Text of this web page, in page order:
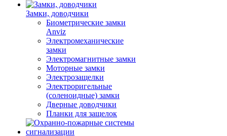
Замки, доводчики
Биометрические замки
Anviz
Электромеханические
замки
Электромагнитные замки
Моторные замки
Электрозащелки
Электроригельные
(cоленоидные) замки
Дверные доводчики
Планки для защелок